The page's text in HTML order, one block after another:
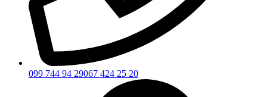
099 744 94 29067 424 25 20